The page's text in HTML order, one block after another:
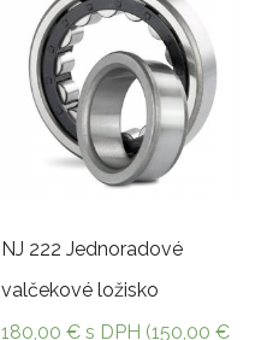
NJ 222 Jednoradové
valčekové ložisko
180,00€ s DPH (150,00€